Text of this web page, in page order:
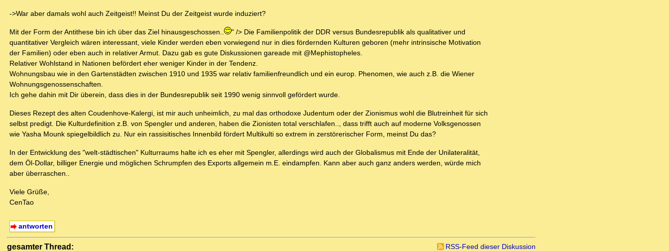
->War aber damals wohl auch Zeitgeist!! Meinst Du der Zeitgeist wurde induziert?
Mit der Form der Antithese bin ich über das Ziel hinausgeschossen..
" /> Die Familienpolitik der DDR versus Bundesrepublik als qualitativer und
quantitativer Vergleich wären interessant, viele Kinder werden eben vorwiegend nur in dies fördernden Kulturen geboren (mehr intrinsische Motivation
der Familien) oder eben auch in relativer Armut. Dazu gab es gute Diskussionen gareade mit @Mephistopheles.
Relativer Wohlstand in Nationen befördert eher weniger Kinder in der Tendenz.
Wohnungsbau wie in den Gartenstädten zwischen 1910 und 1935 war relativ familienfreundlich und ein europ. Phenomen, wie auch z.B. die Wiener
Wohnungsgenossenschaften.
Ich gehe dahin mit Dir überein, dass dies in der Bundesrepublik seit 1990 wenig sinnvoll gefördert wurde.
Dieses Rezept des alten Coudenhove-Kalergi, ist mir auch unheimlich, zu mal das orthodoxe Judentum oder der Zionismus wohl die Blutreinheit für sich
selbst predigt. Die Kulturdefinition z.B. von Spengler und anderen, haben die Zionisten total verschlafen.., dass trifft auch auf moderne Volksgenossen
wie Yasha Mounk spiegelbildlich zu. Nur ein rassisitisches Innenbild fördert Multikulti so extrem in zerstörerischer Form, meinst Du das?
In der Entwicklung des "welt-städtischen" Kulturraums halte ich es eher mit Spengler, allerdings wird auch der Globalismus mit Ende der Unilateralität,
dem Öl-Dollar, billiger Energie und möglichen Schrumpfen des Exports allgemein m.E. eindampfen. Kann aber auch ganz anders werden, würde mich
aber überraschen..
Viele Grüße,
CenTao
antworten
gesamter Thread:
RSS-Feed dieser Diskussion